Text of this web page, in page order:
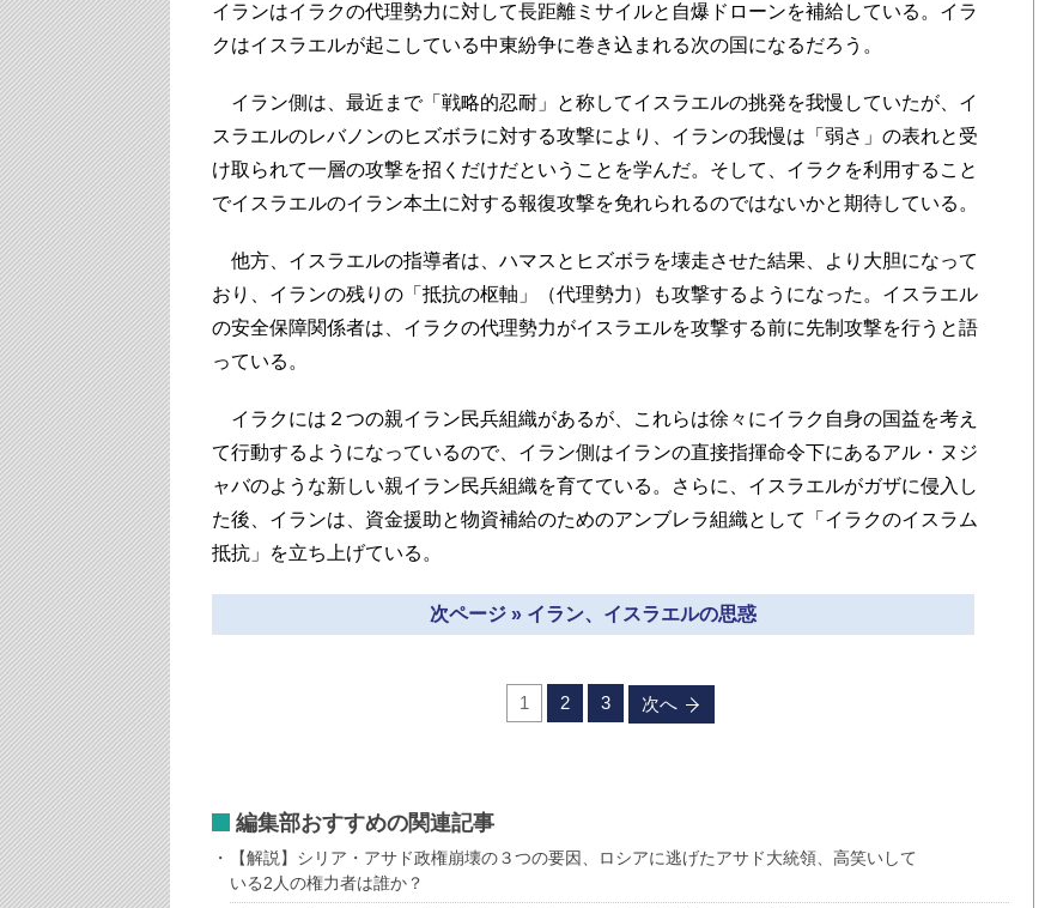
イランはイラクの代理勢力に対して長距離ミサイルと自爆ドローンを補給している。イラ
クはイスラエルが起こしている中東紛争に巻き込まれる次の国になるだろう。
イラン側は、最近まで「戦略的忍耐」と称してイスラエルの挑発を我慢していたが、イ
スラエルのレバノンのヒズボラに対する攻撃により、イランの我慢は「弱さ」の表れと受
け取られて一層の攻撃を招くだけだということを学んだ。そして、イラクを利用すること
でイスラエルのイラン本土に対する報復攻撃を免れられるのではないかと期待している。
他方、イスラエルの指導者は、ハマスとヒズボラを壊走させた結果、より大胆になって
おり、イランの残りの「抵抗の枢軸」（代理勢力）も攻撃するようになった。イスラエル
の安全保障関係者は、イラクの代理勢力がイスラエルを攻撃する前に先制攻撃を行うと語
っている。
イラクには２つの親イラン民兵組織があるが、これらは徐々にイラク自身の国益を考え
て行動するようになっているので、イラン側はイランの直接指揮命令下にあるアル・ヌジ
ャバのような新しい親イラン民兵組織を育てている。さらに、イスラエルがガザに侵入し
た後、イランは、資金援助と物資補給のためのアンブレラ組織として「イラクのイスラム
抵抗」を立ち上げている。
次ページ » イラン、イスラエルの思惑
1 2 3 次へ
編集部おすすめの関連記事
【解説】シリア・アサド政権崩壊の３つの要因、ロシアに逃げたアサド大統領、高笑いして
いる2人の権力者は誰か？